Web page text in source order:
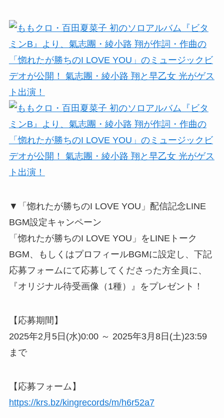
▼「惚れたが勝ちのI LOVE YOU」配信記念LINE
BGM設定キャンペーン
「惚れたが勝ちのI LOVE YOU」をLINEトーク
BGM、もしくはプロフィールBGMに設定し、下記
応募フォームにて応募してくださった方全員に、
『オリジナル待受画像（1種）』をプレゼント！
【応募期間】
2025年2月5日(水)0:00 ～ 2025年3月8日(土)23:59
まで
【応募フォーム】
https://krs.bz/kingrecords/m/h6r52a7